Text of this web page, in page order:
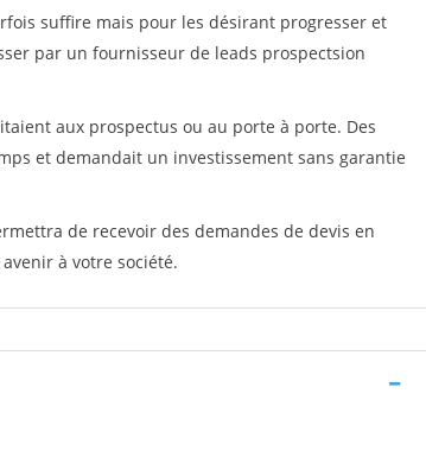
suffire mais pour les désirant progresser et
par un fournisseur de leads prospectsion
aux prospectus ou au porte à porte. Des
et demandait un investissement sans garantie
de recevoir des demandes de devis en
à votre société.